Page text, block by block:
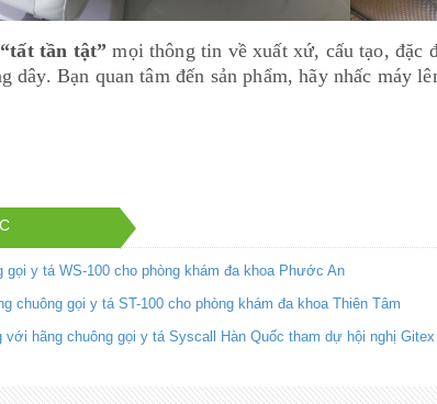
“tất tần tật” mọi thông tin về xuất xứ, cấu tạo, đặc
dây. Bạn quan tâm đến sản phẩm, hãy nhấc máy
gọi y tá WS-100 cho phòng khám đa khoa Phước An
chuông gọi y tá ST-100 cho phòng khám đa khoa Thiên Tâm
với hãng chuông gọi y tá Syscall Hàn Quốc tham dự hội nghị Gitex